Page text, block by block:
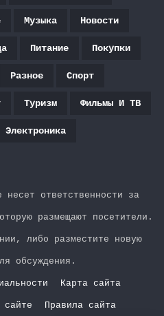
Музыка Новости
Питание Покупки
Разное Спорт
Туризм Фильмы И ТВ
Электроника
несет ответственности за
размещают посетители.
либо разместите новую
обсуждения.
Карта сайта
сайте Правила сайта